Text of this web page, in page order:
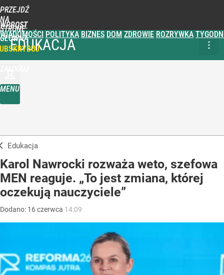
PRZEJDŹ
NA
STRONĘ
GŁÓWNĄ
WPROST
WIADOMOŚCI POLITYKA BIZNES DOM ZDROWIE ROZRYWKA
MENU
EDUKACJA
Edukacja
Karol Nawrocki rozważa weto, szefowa
MEN reaguje. „To jest zmiana, której
oczekują nauczyciele”
Dodano: 16czerwca 14:09